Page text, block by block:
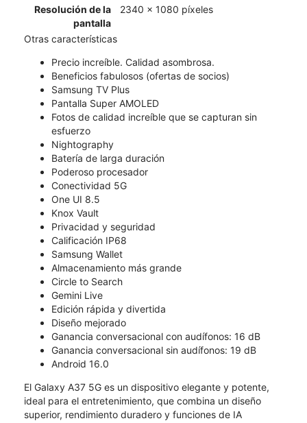
Resolución de la
pantalla
2340 x 1080 píxeles
Otras características
Precio increíble. Calidad asombrosa.
Beneficios fabulosos (ofertas de socios)
Samsung TV Plus
Pantalla Super AMOLED
Fotos de calidad increíble que se capturan sin
esfuerzo
Nightography
Batería de larga duración
Poderoso procesador
Conectividad 5G
One UI 8.5
Knox Vault
Privacidad y seguridad
Calificación IP68
Samsung Wallet
Almacenamiento más grande
Circle to Search
Gemini Live
Edición rápida y divertida
Diseño mejorado
Ganancia conversacional con audífonos: 16 dB
Ganancia conversacional sin audífonos: 19 dB
Android 16.0
El Galaxy A37 5G es un dispositivo elegante y potente,
ideal para el entretenimiento, que combina un diseño
superior, rendimiento duradero y funciones de IA